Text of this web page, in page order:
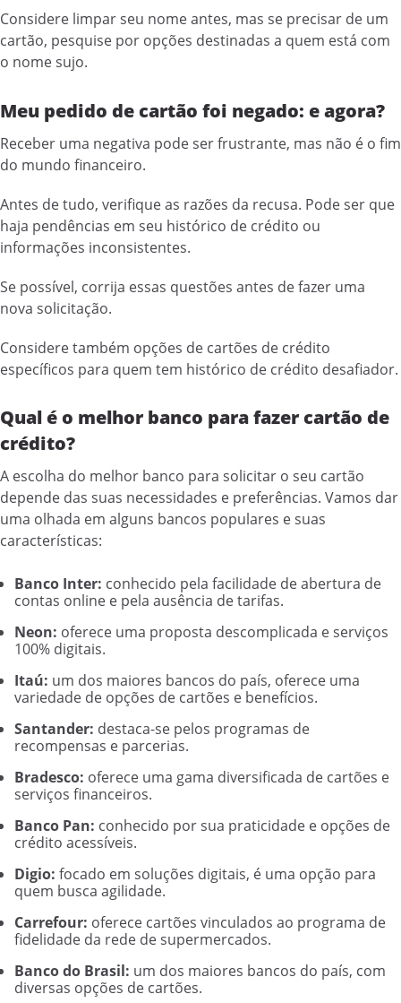
Considere limpar seu nome antes, mas se precisar de um
cartão, pesquise por opções destinadas a quem está com
o nome sujo.
Meu pedido de cartão foi negado: e agora?
Receber uma negativa pode ser frustrante, mas não é o fim
do mundo financeiro.
Antes de tudo, verifique as razões da recusa. Pode ser que
haja pendências em seu histórico de crédito ou
informações inconsistentes.
Se possível, corrija essas questões antes de fazer uma
nova solicitação.
Considere também opções de cartões de crédito
específicos para quem tem histórico de crédito desafiador.
Qual é o melhor banco para fazer cartão de
crédito?
A escolha do melhor banco para solicitar o seu cartão
depende das suas necessidades e preferências. Vamos dar
uma olhada em alguns bancos populares e suas
características:
Banco Inter: conhecido pela facilidade de abertura de
contas online e pela ausência de tarifas.
Neon: oferece uma proposta descomplicada e serviços
100% digitais.
Itaú: um dos maiores bancos do país, oferece uma
variedade de opções de cartões e benefícios.
Santander: destaca-se pelos programas de
recompensas e parcerias.
Bradesco: oferece uma gama diversificada de cartões e
serviços financeiros.
Banco Pan: conhecido por sua praticidade e opções de
crédito acessíveis.
Digio: focado em soluções digitais, é uma opção para
quem busca agilidade.
Carrefour: oferece cartões vinculados ao programa de
fidelidade da rede de supermercados.
Banco do Brasil: um dos maiores bancos do país, com
diversas opções de cartões.